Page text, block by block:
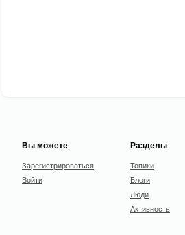
Вы можете
Зарегистрироваться
Войти
Разделы
Топики
Блоги
Люди
Активность